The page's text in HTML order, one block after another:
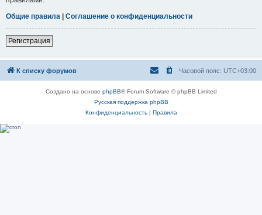
Общие правила | Соглашение о конфиденциальности
Регистрация
К списку форумов Часовой пояс: UTC+03:00
Создано на основе phpBB® Forum Software © phpBB Limited
Русская поддержка phpBB
Конфиденциальность| Правила